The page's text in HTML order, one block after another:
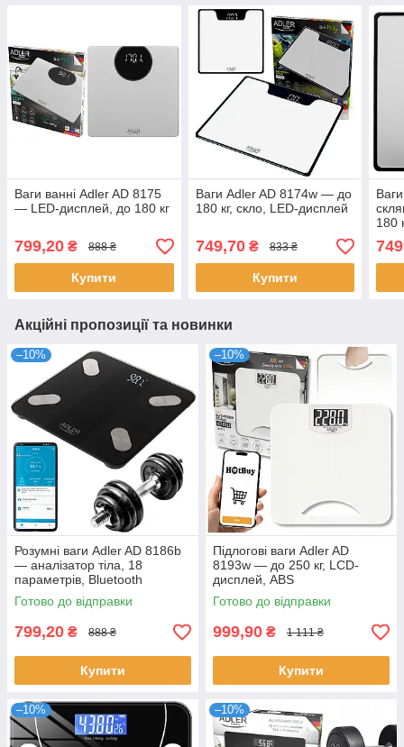
Ваги ванні Adler AD 8175
— LED-дисплей, до 180 кг
799,20 ₴ 888 ₴
Купити
Ваги Adler AD 8174w — до
180 кг, скло, LED-дисплей
749,70₴ 833 ₴
Купити
180
Акційні пропозиції та новинки
–10%
Розумні ваги Adler AD 8186b
— аналізатор тіла, 18
параметрів, Bluetooth
Готово до відправки
799,20 ₴ 888 ₴
Купити
–10%
Підлогові ваги Adler AD
8193w — до 250 кг, LCD-
дисплей, ABS
Готово до відправки
999,90 ₴ 1 111 ₴
Купити
–10% –10%